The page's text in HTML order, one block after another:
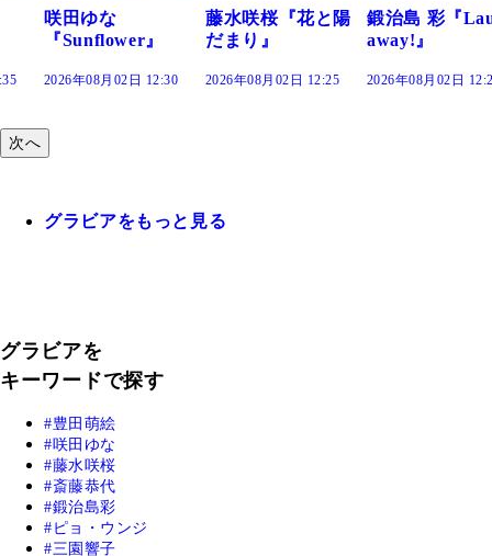
咲田ゆな
『Sunflower』
2026年08月02日 12:30
藤水咲桜『花と陽
だまり』
2026年08月02日 12:25
鍛治島 彩『
away!』
2026年08月02日
次へ
グラビアをもっと見る
グラビアを
キーワードで探す
豊田萌絵
咲田ゆな
藤水咲桜
斎藤恭代
鍛治島彩
ピョ・ウンジ
三園響子